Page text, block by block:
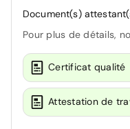
Document(s)
Pour plus de détails,
Certificat qualité
Attestation de